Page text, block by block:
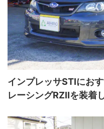
インプレッサSTIにお
レーシングRZⅡを装着